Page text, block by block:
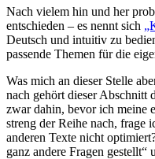
Nach vielem hin und her
entschieden – es nennt sich
Deutsch und intuitiv zu
passende Themen für die
Was mich an dieser Stelle
nach gehört dieser Abschnitt
zwar dahin, bevor ich meine
streng der Reihe nach, frage
anderen Texte nicht
ganz andere Fragen